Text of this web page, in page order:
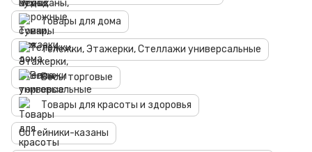
Товары для дома
Тележки, Этажерки, Стеллажи универсальные
Весы торговые
Товары для красоты и здоровья
Сотейники-казаны